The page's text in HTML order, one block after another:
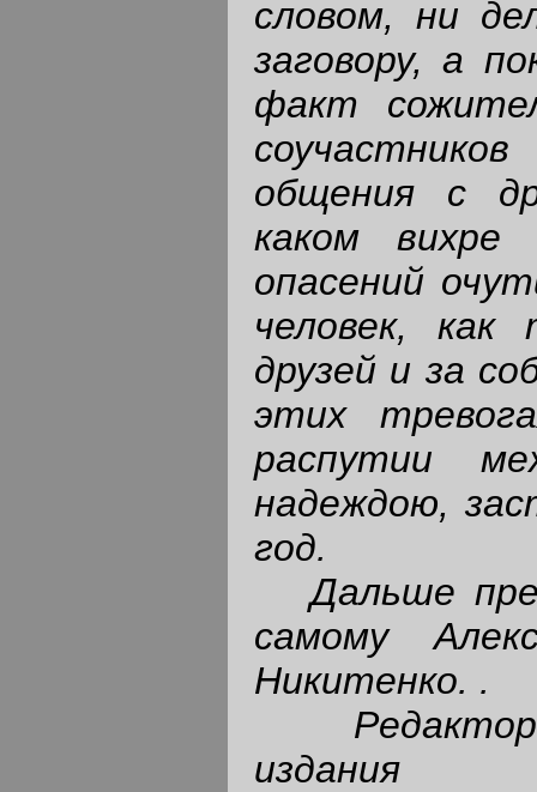
словом, ни
заговору, а
факт
общения с
каком
опасений
человек, как
друзей и за
этих
распутии
надеждою,
год.
Дальше
самому
Никитенко. .
издания